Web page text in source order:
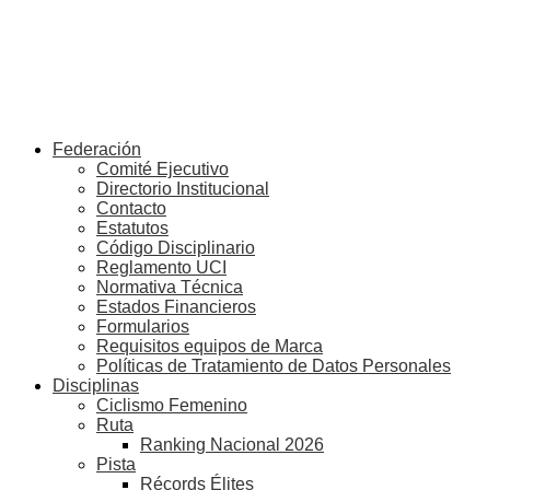
Federación
Comité Ejecutivo
Directorio Institucional
Contacto
Estatutos
Código Disciplinario
Reglamento UCI
Normativa Técnica
Estados Financieros
Formularios
Requisitos equipos de Marca
Políticas de Tratamiento de Datos Personales
Disciplinas
Ciclismo Femenino
Ruta
Ranking Nacional 2026
Pista
Récords Élites